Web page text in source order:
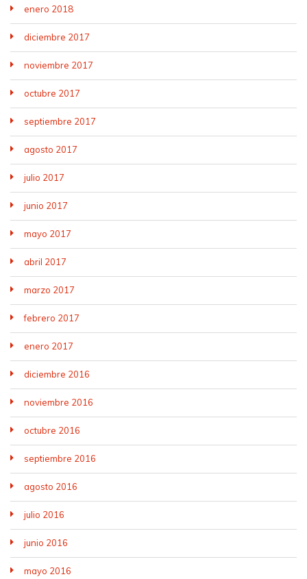
enero 2018
diciembre 2017
noviembre 2017
octubre 2017
septiembre 2017
agosto 2017
julio 2017
junio 2017
mayo 2017
abril 2017
marzo 2017
febrero 2017
enero 2017
diciembre 2016
noviembre 2016
octubre 2016
septiembre 2016
agosto 2016
julio 2016
junio 2016
mayo 2016